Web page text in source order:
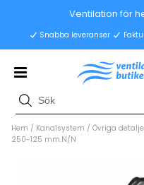
Ventilation för
Snabba leveranser
Hem / Kanalsystem / Övriga
250-125 mm.N/N